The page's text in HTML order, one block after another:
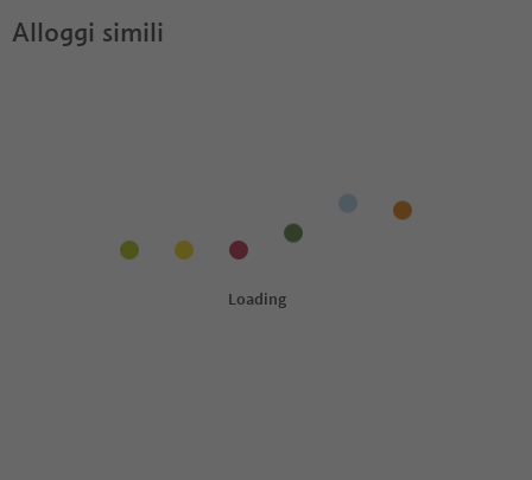
Alloggi simili